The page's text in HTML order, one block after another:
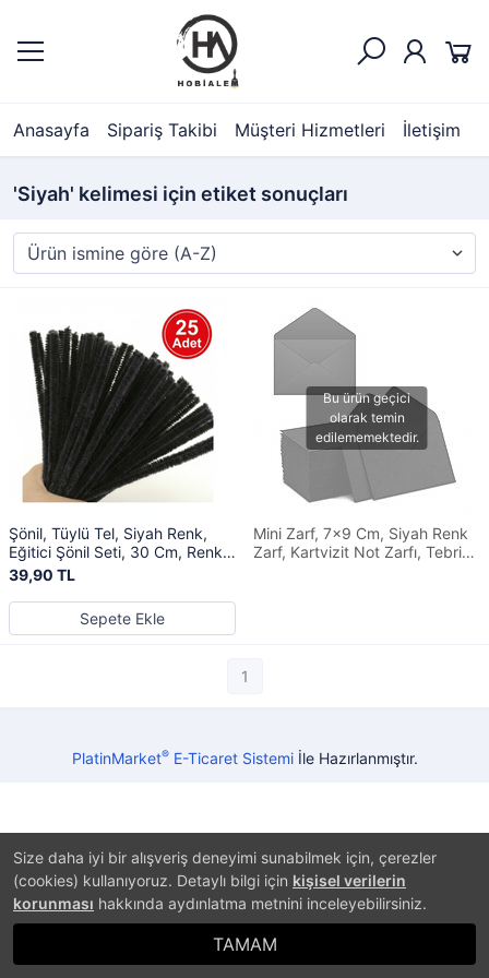
Anasayfa Sipariş Takibi Müşteri Hizmetleri İletişim
Size daha iyi bir alışveriş deneyimi sunabilmek için, çerezler
(cookies) kullanıyoruz. Detaylı bilgi için kişisel verilerin
korunması hakkında aydınlatma metnini inceleyebilirsiniz.
TAMAM
'Siyah' kelimesi için etiket sonuçları
Şönil, Tüylü Tel, Siyah Renk,
Eğitici Şönil Seti, 30 Cm, Renkli
Tel, 25 Adet, Peluş Çubuklar
39,90 TL
Sepete Ekle
Mini Zarf, 7x9 Cm, Siyah Renk
Zarf, Kartvizit Not Zarfı, Tebrik
1
PlatinMarket®E-Ticaret Sistemiİle Hazırlanmıştır.